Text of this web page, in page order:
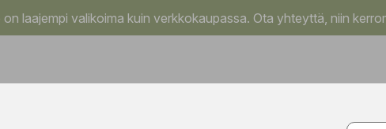
laajempi valikoima kuin verkkokaupassa. Ota yhteyttä, niin